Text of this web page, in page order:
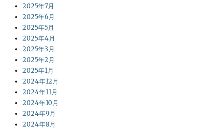
2025年7月
2025年6月
2025年5月
2025年4月
2025年3月
2025年2月
2025年1月
2024年12月
2024年11月
2024年10月
2024年9月
2024年8月